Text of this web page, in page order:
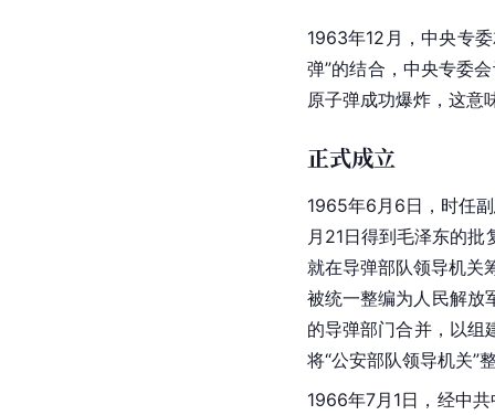
1963年12月，中央专
弹”的结合，中央专委
原子弹成功爆炸，这意
正式成立
1965年6月6日，时任副
月21日得到毛泽东的
就在导弹部队领导机关
被统一整编为人民解放
的导弹部门合并，以组
将“公安部队领导机关”
1966年7月1日，经中